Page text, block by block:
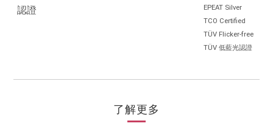
認證
EPEAT Silver
TCO Certified
TÜV Flicker-free
TÜV 低藍光認證
了解更多